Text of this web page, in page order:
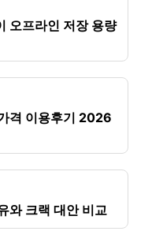
오프라인 저장 용량
격 이용후기 2026
와 크랙 대안 비교